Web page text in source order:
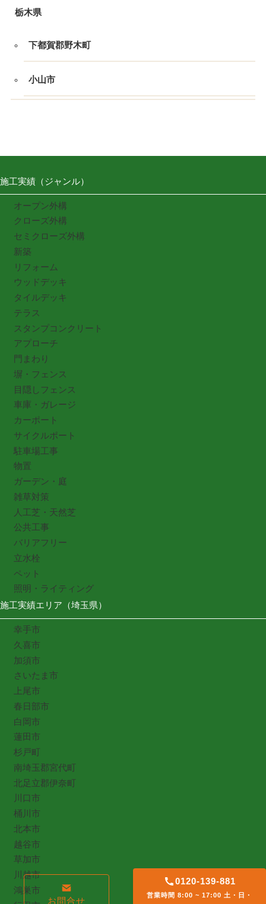
栃木県
下都賀郡野木町
小山市
施工実績（ジャンル）
オープン外構
クローズ外構
セミクローズ外構
新築
リフォーム
ウッドデッキ
タイルデッキ
テラス
スタンプコンクリート
アプローチ
門まわり
塀・フェンス
目隠しフェンス
車庫・ガレージ
カーポート
サイクルポート
駐車場工事
物置
ガーデン・庭
雑草対策
人工芝・天然芝
公共工事
バリアフリー
立水栓
ペット
照明・ライティング
施工実績エリア（埼玉県）
幸手市
久喜市
加須市
さいたま市
上尾市
春日部市
白岡市
蓮田市
杉戸町
南埼玉郡宮代町
北足立郡伊奈町
川口市
桶川市
北本市
越谷市
草加市
川越市
鴻巣市
お問合せ
0120-139-881
営業時間 8:00 ~ 17:00 土・日・